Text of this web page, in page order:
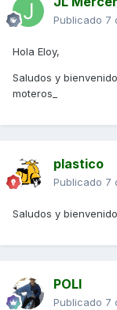
Publicado 7
Hola Eloy,
Saludos y
moteros_
plastico
Publicado 7
Saludos y bienvenido
POLI
Publicado 7